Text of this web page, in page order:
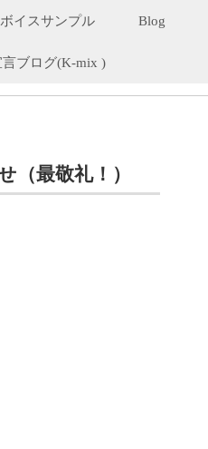
ボイスサンプル Blog
ブログ(K-mix )
最敬礼！）